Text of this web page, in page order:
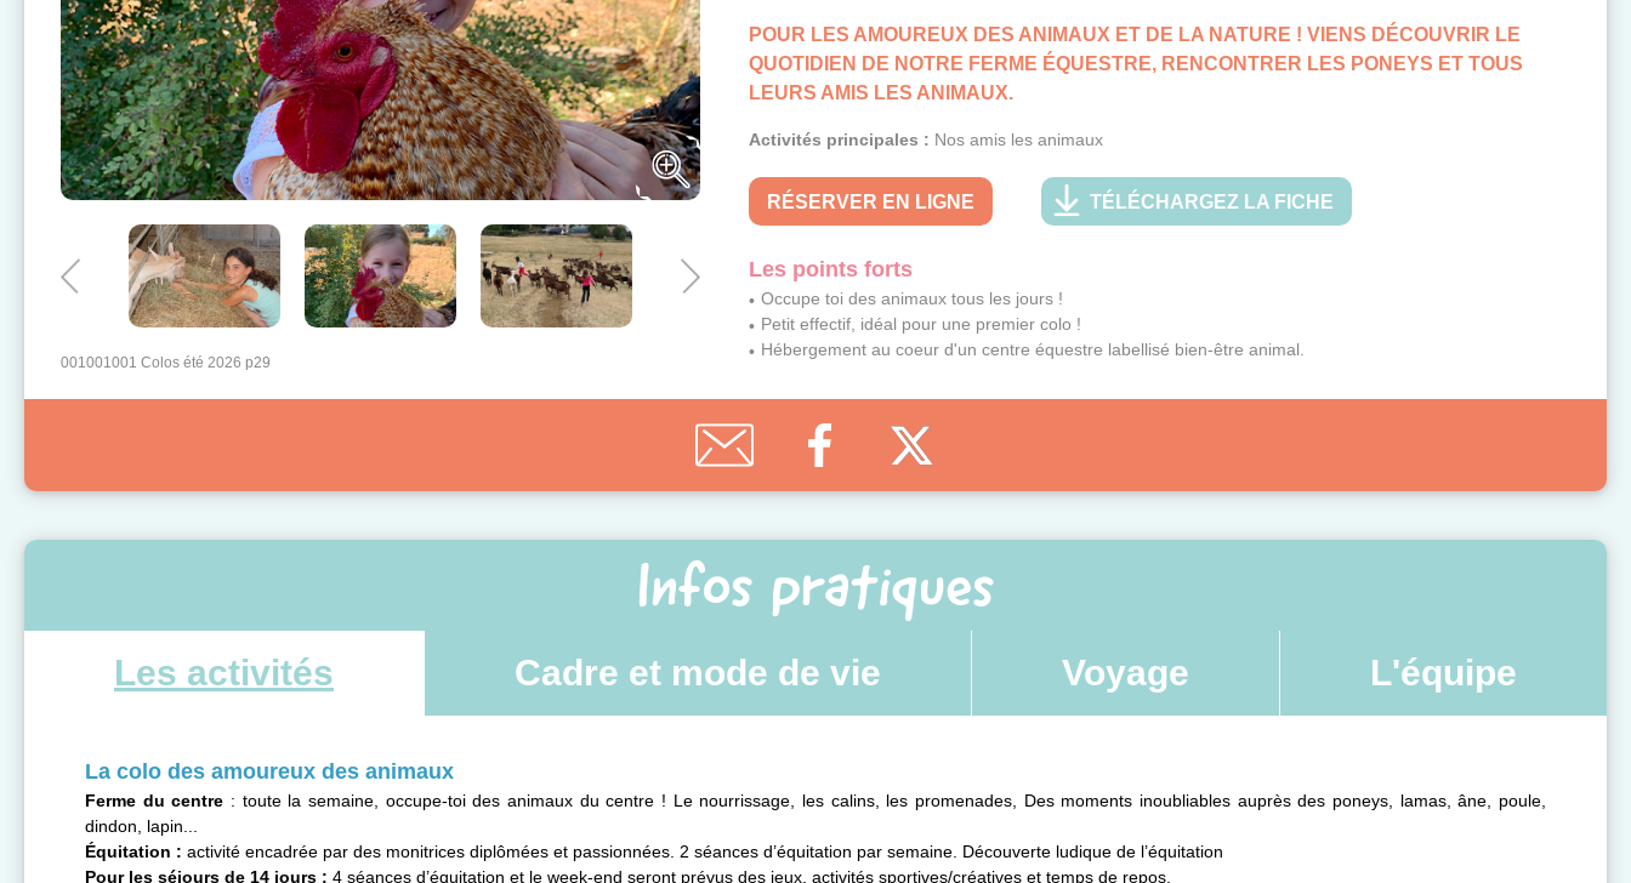
001001001 Colos été 2026 p29
POUR LES AMOUREUX DES ANIMAUX ET DE LA NATURE ! VIENS DÉCOUVRIR LE
QUOTIDIEN DE NOTRE FERME ÉQUESTRE, RENCONTRER LES PONEYS ET TOUS
LEURS AMIS LES ANIMAUX.
Activités principales : Nos amis les animaux
RÉSERVER EN LIGNE TÉLÉCHARGEZ LA FICHE
Les points forts
Occupe toi des animaux tous les jours !
Petit effectif, idéal pour une premier colo !
Hébergement au coeur d'un centre équestre labellisé bien-être animal.
Infos pratiques
Les activités Cadre et mode de vie Voyage L'équipe
La colo des amoureux des animaux
Ferme du centre : toute la semaine, occupe-toi des animaux du centre ! Le nourrissage, les calins, les promenades, Des moments inoubliables auprès des poneys, lamas, âne, poule,
dindon, lapin...
Équitation : activité encadrée par des monitrices diplômées et passionnées. 2 séances d’équitation par semaine. Découverte ludique de l’équitation
Pour les séjours de 14 jours : 4 séances d’équitation et le week-end seront prévus des jeux, activités sportives/créatives et temps de repos.